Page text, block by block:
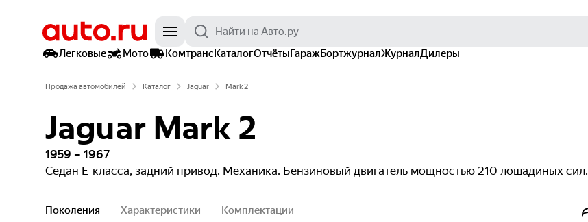
Легковые
Мото КомтрансКаталогОтчётыГаражБортжурналЖурналДилеры
Продажа автомобилей Каталог Jaguar Mark 2
Jaguar Mark 2
1959 – 1967
Седан E-класса, задний привод. Механика. Бензиновый двигатель мощностью 210 лошадиных сил.
Поколения Характеристики Комплектации